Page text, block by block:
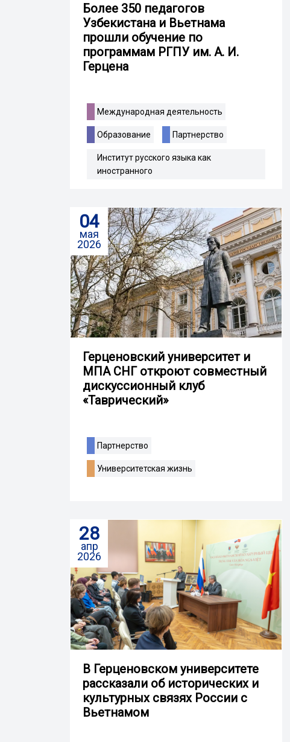
Более 350 педагогов
Узбекистана и Вьетнама
прошли обучение по
программам РГПУ им. А. И.
Герцена
Международная деятельность
Образование Партнерство
Институт русского языка как
иностранного
04
мая
2026
Герценовский университет и
МПА СНГ откроют совместный
дискуссионный клуб
«Таврический»
Партнерство
Университетская жизнь
28
апр
2026
В Герценовском университете
рассказали об исторических и
культурных связях России с
Вьетнамом